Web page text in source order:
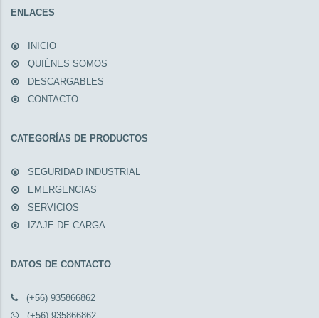
ENLACES
INICIO
QUIÉNES SOMOS
DESCARGABLES
CONTACTO
CATEGORÍAS DE PRODUCTOS
SEGURIDAD INDUSTRIAL
EMERGENCIAS
SERVICIOS
IZAJE DE CARGA
DATOS DE CONTACTO
(+56) 935866862
(+56) 935866862